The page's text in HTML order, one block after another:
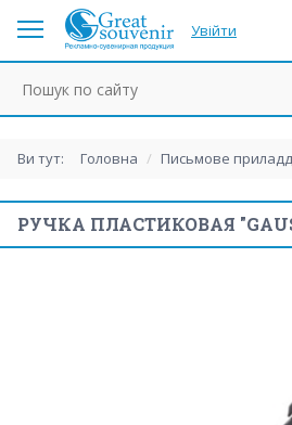
Увійти
Ви тут: Головна / Письмове
РУЧКА ПЛАСТИКОВАЯ